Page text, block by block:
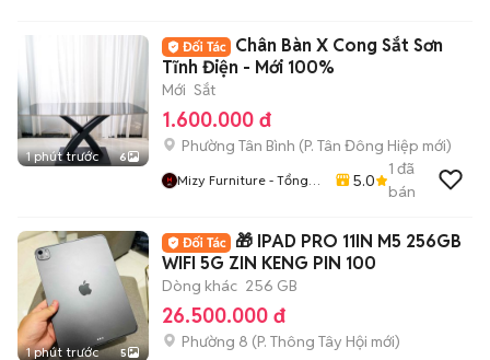
1 phút trước 6
Chân Bàn X Cong Sắt Sơn
Tĩnh Điện - Mới 100%
Mới Sắt
1.600.000 đ
Phường Tân Bình (P. Tân Đông Hiệp mới)
Mizy Furniture - Tổng
5.0
1 đã
bán
1 phút trước 5
🎁 IPAD PRO 11IN M5 256GB
WIFI 5G ZIN KENG PIN 100
Dòng khác 256 GB
26.500.000 đ
Phường 8 (P. Thông Tây Hội mới)